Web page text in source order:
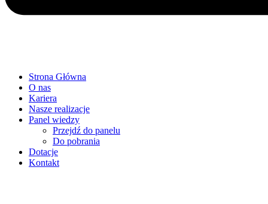
Strona Główna
O nas
Kariera
Nasze realizacje
Panel wiedzy
Przejdź do panelu
Do pobrania
Dotacje
Kontakt